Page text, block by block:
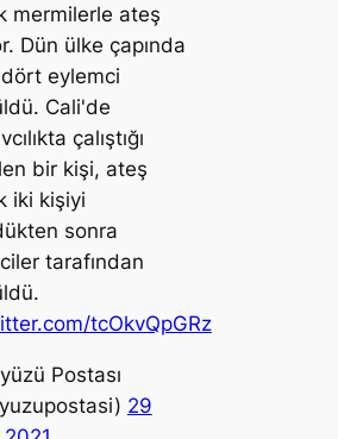
mermilerle ateş
Dün ülke çapında
eylemci
Cali'de
çalıştığı
bir kişi, ateş
iki kişiyi
sonra
tarafından
tcOkvQpGRz
Postası
29